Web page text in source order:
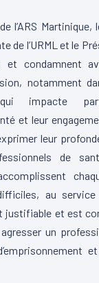
l’ARS Martinique,
de l’URML et le
et condamnent
notamment
impacte
et leur
leur
de
au service
justifiable et est
un